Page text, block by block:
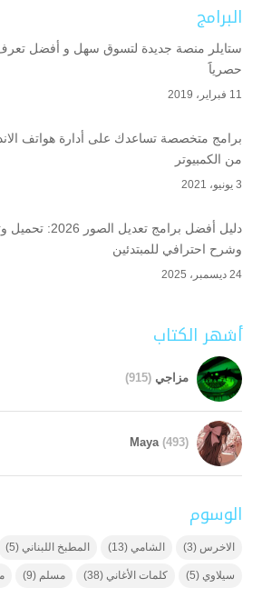
البرامج
ستايلر منصة جديدة لتسوق سهل و أفضل تعرف
حصرياََ
11 فبراير، 2019
برامج متخصصة تساعدك على أدارة هواتف
من الكمبيوتر
3 يونيو، 2021
دليل أفضل برامج تعديل الصور
وشرح احترافي للمبتدئين
24 ديسمبر، 2025
أشهر الكتاب
مزاجي (915)
Maya (493)
الوسوم
الاخرس (3) الشامي (13) المطبخ اللبناني (5)
سيلاوي (5) كلمات الأغاني (38) مسلم (9)